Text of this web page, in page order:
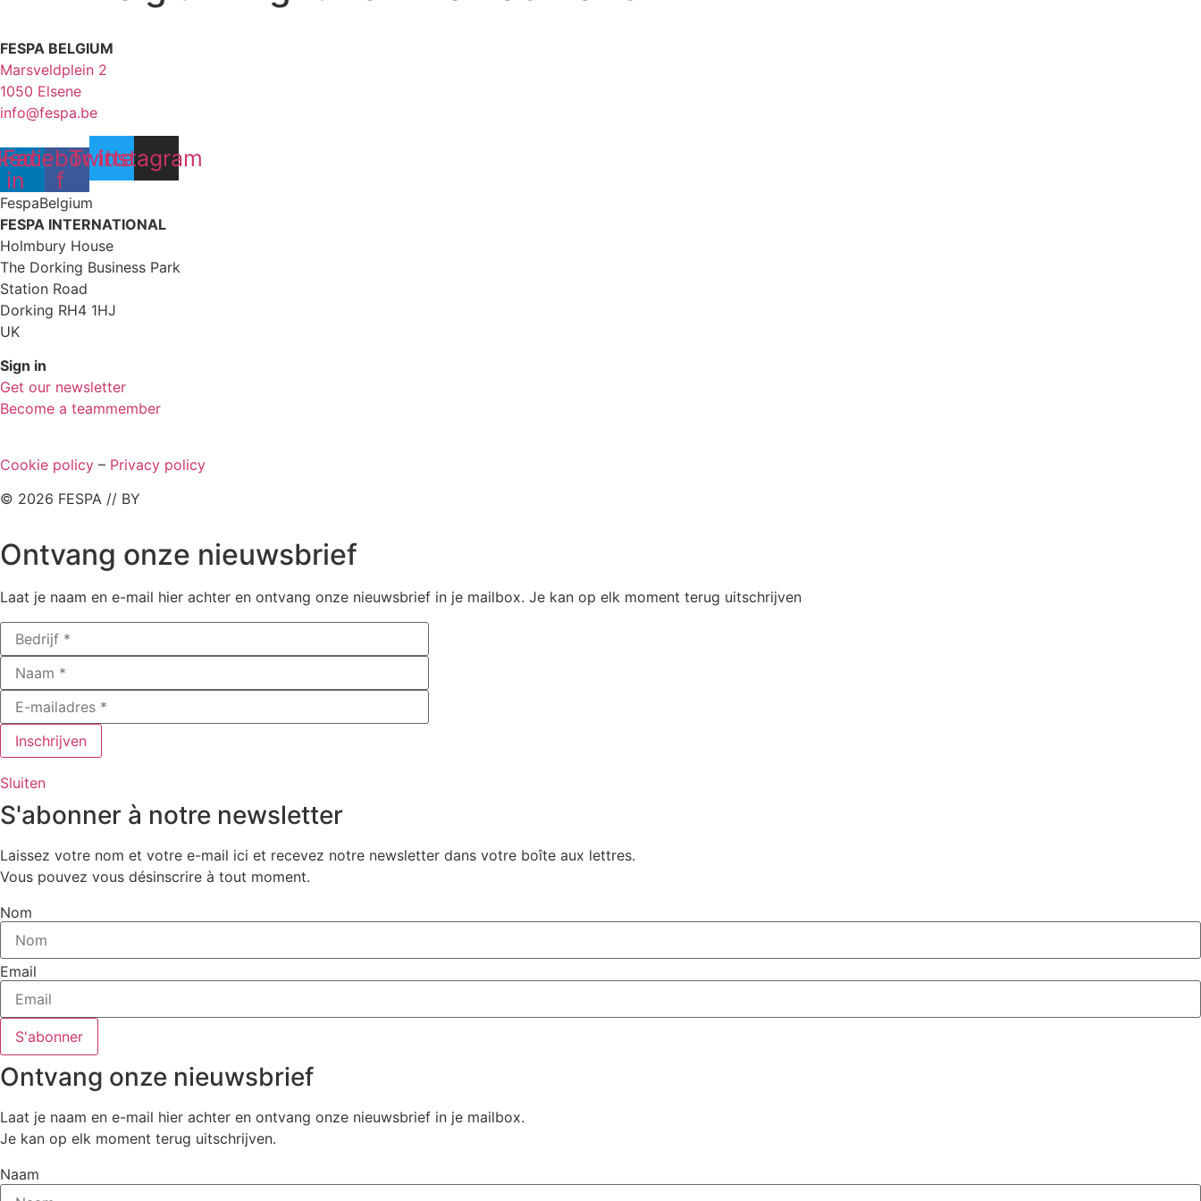
FESPA BELGIUM
Marsveldplein 2
1050 Elsene
info@fespa.be
in
Facebook-
f
Twitter
Instagram
FespaBelgium
FESPA INTERNATIONAL
Holmbury House
The Dorking Business Park
Station Road
Dorking RH4 1HJ
UK
Sign in
Get our newsletter
Become a teammember
Cookie policy – Privacy policy
© 2026 FESPA // BY
Ontvang onze nieuwsbrief
Laat je naam en e-mail hier achter en ontvang onze nieuwsbrief in je mailbox. Je kan op elk moment terug uitschrijven
Sluiten
S'abonner à notre newsletter
Laissez votre nom et votre e-mail ici et recevez notre newsletter dans votre boîte aux lettres.
Vous pouvez vous désinscrire à tout moment.
Nom
Email
S'abonner
Ontvang onze nieuwsbrief
Laat je naam en e-mail hier achter en ontvang onze nieuwsbrief in je mailbox.
Je kan op elk moment terug uitschrijven.
Naam